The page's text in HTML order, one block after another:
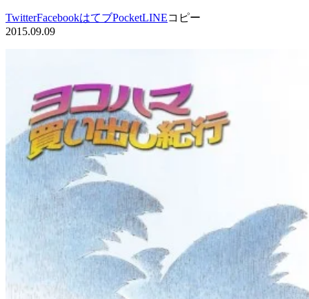
TwitterFacebookはてブPocketLINEコピー
2015.09.09